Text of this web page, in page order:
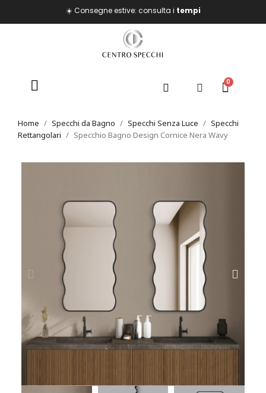
☀️ Consegne estive: consulta i tempi
Home Specchi da Bagno Specchi Senza Luce
Specchi
Rettangolari
Specchio Bagno Design Cornice Nera Wavy